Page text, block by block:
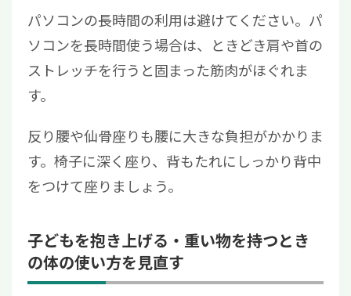
パソコンの長時間の利用は避けてください。パ
ソコンを長時間使う場合は、ときどき肩や首の
ストレッチを行うと固まった筋肉がほぐれま
す。
反り腰や仙骨座りも腰に大きな負担がかかりま
す。椅子に深く座り、背もたれにしっかり背中
をつけて座りましょう。
子どもを抱き上げる・重い物を持つとき
の体の使い方を見直す